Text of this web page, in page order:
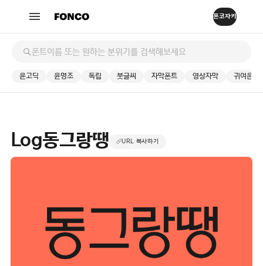
윤고딕 윤명조 독립 붓글씨 자막폰트 영상자막 귀여운
Log동그랑땡 URL 복사하기